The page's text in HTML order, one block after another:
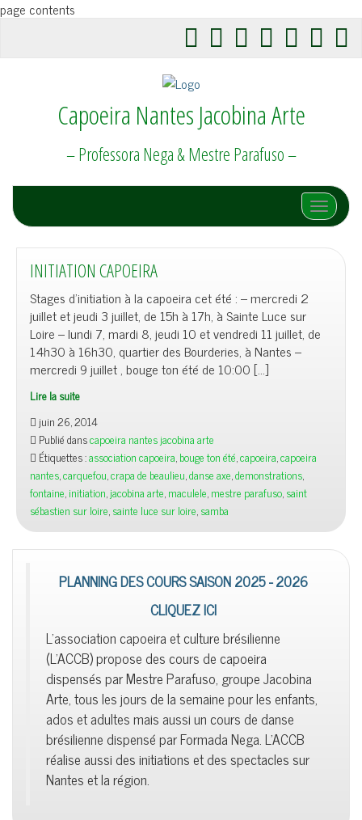
page contents
Capoeira Nantes Jacobina Arte
– Professora Nega & Mestre Parafuso –
Afficher/
INITIATION CAPOEIRA
Stages d’initiation à la capoeira cet été : – mercredi 2
juillet et jeudi 3 juillet, de 15h à 17h, à Sainte Luce sur
Loire – lundi 7, mardi 8, jeudi 10 et vendredi 11 juillet, de
14h30 à 16h30, quartier des Bourderies, à Nantes –
mercredi 9 juillet , bouge ton été de 10:00 […]
Lire la suite
juin 26, 2014
Publié danscapoeira nantes jacobina arte
Étiquettes :association capoeira,bouge ton été,capoeira,capoeira
nantes,carquefou,crapa de beaulieu,danse axe,demonstrations,
fontaine,initiation,jacobina arte,maculele,mestre parafuso,saint
sébastien sur loire,sainte luce sur loire,samba
PLANNING DES COURS SAISON 2025 - 2026
CLIQUEZ ICI
L'association capoeira et culture brésilienne
(L'ACCB) propose des cours de capoeira
dispensés par Mestre Parafuso, groupe Jacobina
Arte, tous les jours de la semaine pour les enfants,
ados et adultes mais aussi un cours de danse
brésilienne dispensé par Formada Nega. L'ACCB
réalise aussi des initiations et des spectacles sur
Nantes et la région.